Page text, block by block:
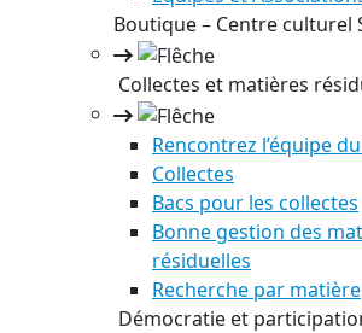
Boutique – Centre culturel
Collectes et matières
Rencontrez l’équipe
Collectes
Bacs pour les collectes
Bonne gestion des
résiduelles
Recherche par matière
Démocratie et